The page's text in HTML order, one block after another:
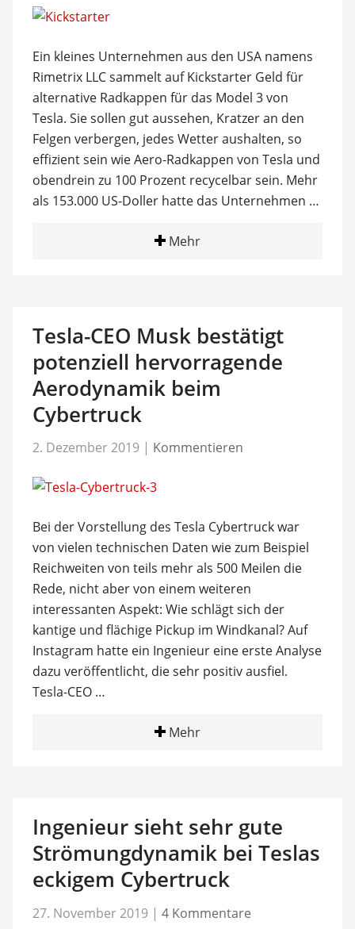
Ein kleines Unternehmen aus den USA namens
Rimetrix LLC sammelt auf Kickstarter Geld für
alternative Radkappen für das Model 3 von
Tesla. Sie sollen gut aussehen, Kratzer an den
Felgen verbergen, jedes Wetter aushalten, so
effizient sein wie Aero-Radkappen von Tesla und
obendrein zu 100 Prozent recycelbar sein. Mehr
als 153.000 US-Doller hatte das Unternehmen …
Mehr
Tesla-CEO Musk bestätigt
potenziell hervorragende
Aerodynamik beim
Cybertruck
2. Dezember 2019 | Kommentieren
Bei der Vorstellung des Tesla Cybertruck war
von vielen technischen Daten wie zum Beispiel
Reichweiten von teils mehr als 500 Meilen die
Rede, nicht aber von einem weiteren
interessanten Aspekt: Wie schlägt sich der
kantige und flächige Pickup im Windkanal? Auf
Instagram hatte ein Ingenieur eine erste Analyse
dazu veröffentlicht, die sehr positiv ausfiel.
Tesla-CEO …
Mehr
Ingenieur sieht sehr gute
Strömungdynamik bei Teslas
eckigem Cybertruck
27. November 2019 | 4 Kommentare